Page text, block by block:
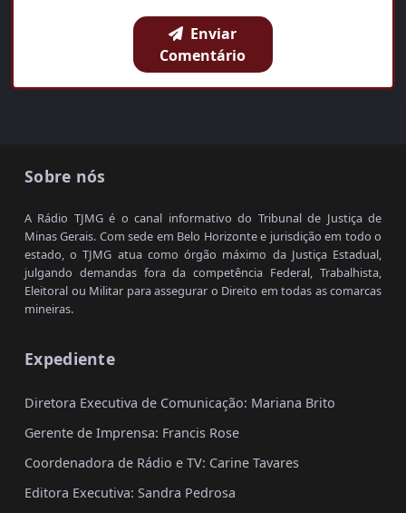
Enviar
Comentário
Sobre nós
A Rádio TJMG é o canal informativo do Tribunal de Justiça de
Minas Gerais. Com sede em Belo Horizonte e jurisdição em todo o
estado, o TJMG atua como órgão máximo da Justiça Estadual,
julgando demandas fora da competência Federal, Trabalhista,
Eleitoral ou Militar para assegurar o Direito em todas as comarcas
mineiras.
Expediente
Diretora Executiva de Comunicação: Mariana Brito
Gerente de Imprensa: Francis Rose
Coordenadora de Rádio e TV: Carine Tavares
Editora Executiva: Sandra Pedrosa